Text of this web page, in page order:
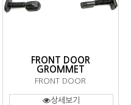
FRONT DOOR
GROMMET
FRONT DOOR
상세보기